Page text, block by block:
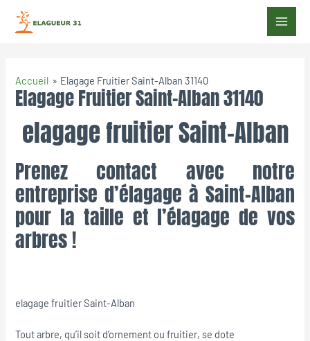
Accueil Elagage Fruitier Saint-Alban 31140
Elagage Fruitier Saint-Alban 31140
elagage fruitier Saint-Alban
Prenez contact avec notre
entreprise d’élagage à Saint-Alban
pour la taille et l’élagage de vos
arbres !
elagage fruitier Saint-Alban
Tout arbre, qu’il soit d’ornement ou fruitier, se dote